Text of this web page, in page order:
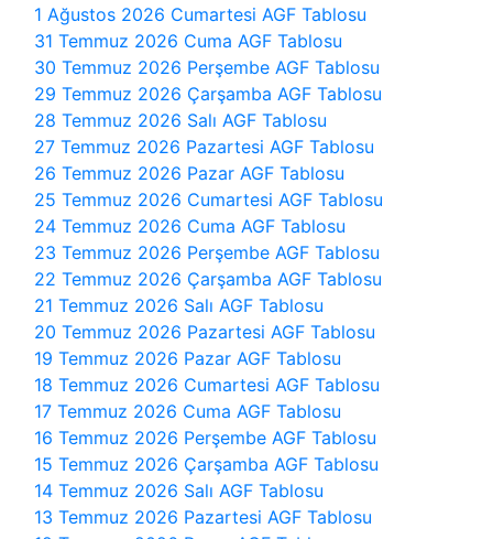
1 Ağustos 2026 Cumartesi AGF Tablosu
31 Temmuz 2026 Cuma AGF Tablosu
30 Temmuz 2026 Perşembe AGF Tablosu
29 Temmuz 2026 Çarşamba AGF Tablosu
28 Temmuz 2026 Salı AGF Tablosu
27 Temmuz 2026 Pazartesi AGF Tablosu
26 Temmuz 2026 Pazar AGF Tablosu
25 Temmuz 2026 Cumartesi AGF Tablosu
24 Temmuz 2026 Cuma AGF Tablosu
23 Temmuz 2026 Perşembe AGF Tablosu
22 Temmuz 2026 Çarşamba AGF Tablosu
21 Temmuz 2026 Salı AGF Tablosu
20 Temmuz 2026 Pazartesi AGF Tablosu
19 Temmuz 2026 Pazar AGF Tablosu
18 Temmuz 2026 Cumartesi AGF Tablosu
17 Temmuz 2026 Cuma AGF Tablosu
16 Temmuz 2026 Perşembe AGF Tablosu
15 Temmuz 2026 Çarşamba AGF Tablosu
14 Temmuz 2026 Salı AGF Tablosu
13 Temmuz 2026 Pazartesi AGF Tablosu